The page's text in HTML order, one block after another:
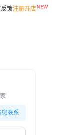
反馈注册开店
联系